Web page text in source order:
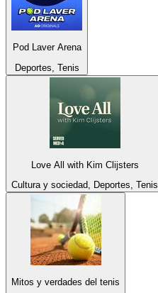
Pod Laver Arena
Deportes, Tenis
Love All with Kim Clijsters
Cultura y sociedad, Deportes, Tenis
Mitos y verdades del tenis